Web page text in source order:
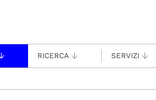
RICERCA SERVIZI